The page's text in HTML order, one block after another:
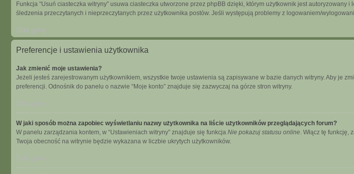
Funkcja “Usuń ciasteczka witryny” usuwa ciasteczka utworzone przez phpBB dzięki, którym użytkownik jest
śledzenia przeczytanych i nieprzeczytanych przez użytkownika postów. Jeśli występują problemy z logowaniem/
Na górę
Preferencje i ustawienia użytkownika
Jak zmienić moje ustawienia?
Jeżeli jesteś zarejestrowanym użytkownikiem, wszystkie twoje ustawienia są zapisywane w bazie danych witryny. Aby je
preferencji. Odnośnik do panelu o nazwie “Moje konto” znajduje się zazwyczaj na górze stron witryny.
W jaki sposób można zapobiec wyświetlaniu nazwy użytkownika na liście użytkowników przeglądających forum?
W panelu zarządzania kontem, w “Ustawieniach witryny” znajduje się funkcja Nie pokazuj statusu online. Włącz tę funkcję,
Twoja obecność na witrynie będzie wykazana w liczbie ukrytych użytkowników.